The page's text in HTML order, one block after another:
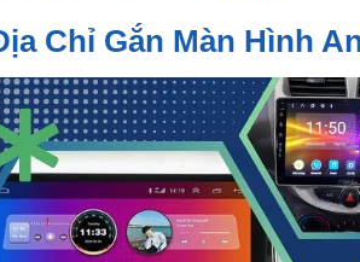
Chỉ Gắn Màn Hình